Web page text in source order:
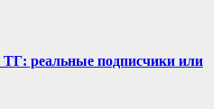
реальные подписчики или